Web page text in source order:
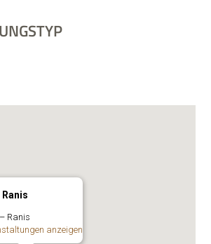
Ranis
Ranis
anzeigen